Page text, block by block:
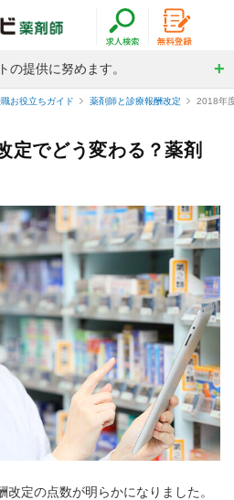
の提供に努めます。
お役立ちガイド 薬剤師と診療報酬改定 2018年
定でどう変わる？薬剤
定の点数が明らかになりました。